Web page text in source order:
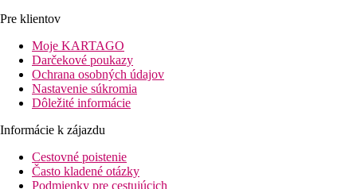
Pre klientov
Moje KARTAGO
Darčekové poukazy
Ochrana osobných údajov
Nastavenie súkromia
Dôležité informácie
Informácie k zájazdu
Cestovné poistenie
Často kladené otázky
Podmienky pre cestujúcich